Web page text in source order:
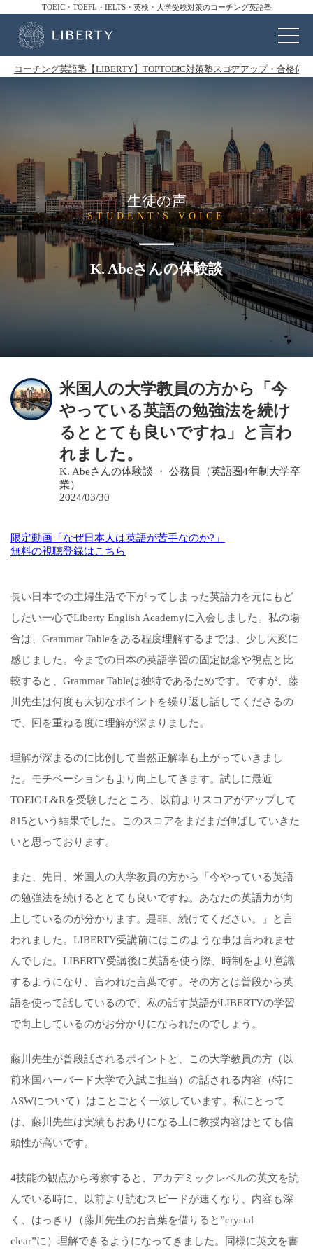
TOEIC・TOEFL・IELTS・英検・大学受験対策のコーチング英語塾
コーチング英語塾【LIBERTY】TOPTOEIC対策塾スコアアップ・合格体
生徒の声
STUDENT'S VOICE
K. Abeさんの体験談
米国人の大学教員の方から「今
やっている英語の勉強法を続け
るととても良いですね」と言わ
れました。
K. Abeさんの体験談 ・ 公務員（英語圏4年制大学卒
業）
2024/03/30
限定動画「なぜ日本人は英語が苦手なのか?」
無料の視聴登録はこちら
長い日本での主婦生活で下がってしまった英語力を元にもど
したい一心でLiberty English Academyに入会しました。私の場
合は、Grammar Tableをある程度理解するまでは、少し大変に
感じました。今までの日本の英語学習の固定観念や視点と比
較すると、Grammar Tableは独特であるためです。ですが、藤
川先生は何度も大切なポイントを繰り返し話してくださるの
で、回を重ねる度に理解が深まりました。
理解が深まるのに比例して当然正解率も上がっていきまし
た。モチベーションもより向上してきます。試しに最近
TOEIC L&Rを受験したところ、以前よりスコアがアップして
815という結果でした。このスコアをまだまだ伸ばしていきた
いと思っております。
また、先日、米国人の大学教員の方から「今やっている英語
の勉強法を続けるととても良いですね。あなたの英語力が向
上しているのが分かります。是非、続けてください。」と言
われました。LIBERTY受講前にはこのような事は言われませ
んでした。LIBERTY受講後に英語を使う際、
時制をより意識
するようになり、言われた言葉です。その方とは普段から英
語を使って話しているので、私の話す英語がLIBERTYの学習
で向上しているのがお分かりになられたのでしょう。
藤川先生が普段話されるポイントと、この大学教員の方（以
前米国ハーバード大学で入試ご担当）の話される内容（特に
ASWについて）はことごとく一致しています。私にとって
は、藤川先生は実績もおありになる上に教授内容はとても信
頼性が高いです。
4技能の観点から考察すると、アカデミックレベルの英文を読
んでいる時に、以前より読むスピードが速くなり、内容も深
く、はっきり（藤川先生のお言葉を借りると”crystal
clear”に）理解できるようになってきました。同様に英文を書